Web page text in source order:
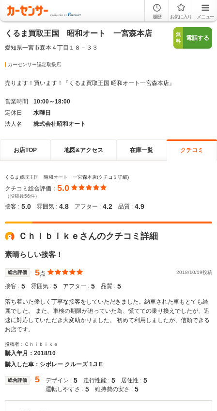
履歴 お気に入り メニュー
くるま買取王国 昭和オート 一宮森本店
愛知県一宮市森本４丁目１８－３３
無
料
電話する
カーセンサー認定取扱店
売ります！買います！『くるま買取王国 昭和オート一宮森本店』
営業時間
10:00～18:00
定休日
水曜日
法人名
株式会社昭和オート
お店TOP 地図&アクセス 在庫一覧 クチコミ
くるま買取王国 昭和オート 一宮森本店(クチコミ詳細)
クチコミ総合評価： 5.0
（投稿数56件）
接客 : 5.0 雰囲気 : 4.8 アフター : 4.2 品質 : 4.9
Ｃｈｉｂｉｋｅさんのクチコミ詳細
素晴らしい接客！
総合評価 5点 2018/10/19投稿
接客 : 5 雰囲気 : 5 アフター : 5 品質 : 5
落ち着いた優しく丁寧な接客をしていただきました。納車された車もとても綺
麗でした。 また、車検の期限が迫っていた為、慌てての乗り換えでしたが、迅
速に対応していただき大変助かりました。 初めて利用しましたが、信頼できる
お店です。
投稿者：Ｃｈｉｂｉｋｅ
購入年月： 2018/10
購入した車：シボレー クルーズ 1.3 E
総合評価 5 デザイン : 5 走行性能 : 5 居住性 : 5
運転しやすさ : 5 維持費の安さ : 5